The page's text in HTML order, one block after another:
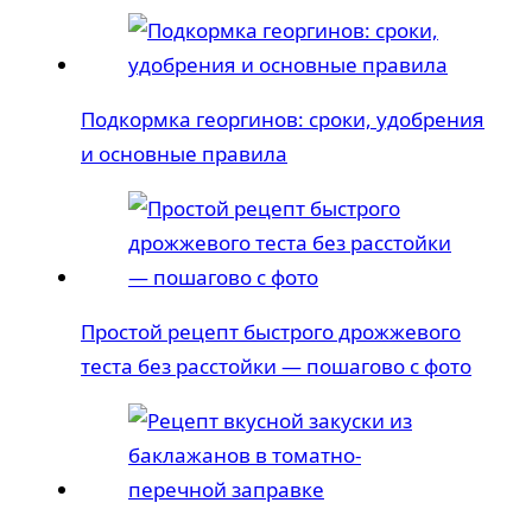
Подкормка георгинов: сроки, удобрения
и основные правила
Простой рецепт быстрого дрожжевого
теста без расстойки — пошагово с фото